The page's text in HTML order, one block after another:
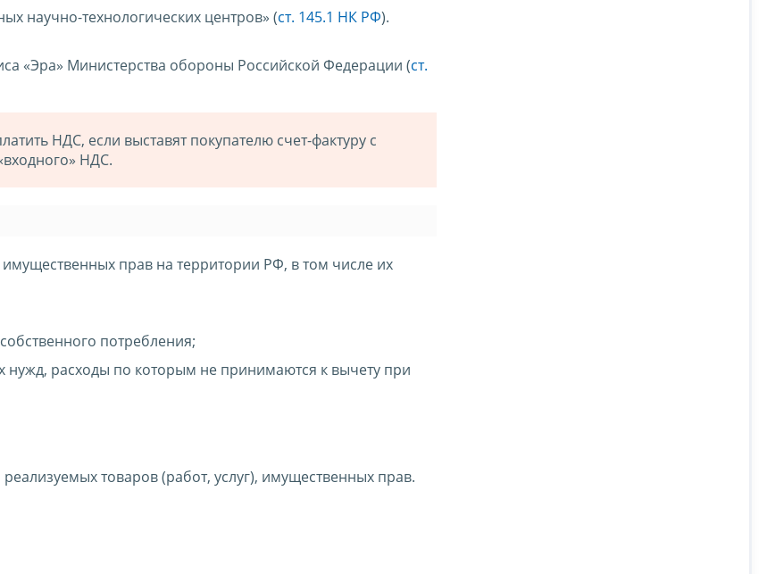
научно-технологических центров» (ст. 145.1 НК РФ).
«Эра» Министерства обороны Российской Федерации (ст.
НДС, если выставят покупателю счет-фактуру с
НДС.
прав на территории РФ, в том числе их
потребления;
нужд, расходы по которым не принимаются к вычету при
товаров (работ, услуг), имущественных прав.